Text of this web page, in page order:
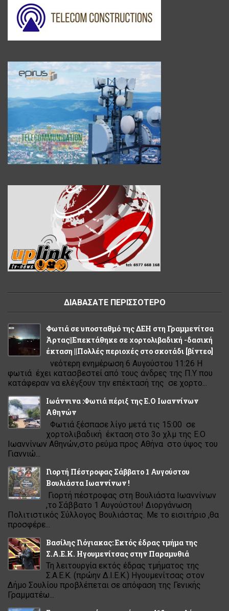
ΔΙΑΒΑΣΑΤΕ ΠΕΡΙΣΣΟΤΕΡΟ
Φωτιά σε υποσταθμό της ΔΕΗ στη Γραμμενίτσα
Άρτας||Επεκτάθηκε σε χορτολιβαδική -δασική
έκταση ||Πολλές περιοχές στο σκοτάδι [βίντεο]
νεότερη ενημέρωση 6 Αυγούστου 11:26 Η
φωτιά έχει κατασβεστεί από τους άνδρες της Π.Υ που
κατάφεραν να ελέγξουν την επέκτασή της σε χορτο...
Ιωάννινα :Φωτιά πέριξ της Ε.Ο Ιωαννίνων
Αθηνών
Φωτιά ξέσπασε λίγο μετά τις 15:00 σε
χορτολιβαδική έκταση στο 3ο χλμ της Ε.Ο
Ιωαννίνων Αθηνών,στο ρεύμα προς Αθήνα στο ύψος του
Γιαννιώ...
Γιορτή Πέστροφας Σάββατο 1 Αυγούστου
Βουλιάστα Ιωαννίνων !
Γιορτή πέστροφας στη Βουλιάστα Ιωαννίνων
,το Σάββατο 1 Αυγούστου! Διοργάνωση
Πολιτιστικός Σύλλογος Βουλιάστας. Με το εισιτήριο ,θα
προσφέρε...
Βασίλης Γιόγιακας: Εκτός έδρας τμήμα της
Σ.Α.Ε.Κ. Ηγουμενίτσας στην Παραμυθιά
Τη λειτουργία εκτός έδρας τμήματος της
Σ.Α.Ε.Κ. (πρώην Δ.Ι.Ε.Κ.) Ηγουμενίτσας στον
Δήμο Σουλίου προβλέπεται σε απόφαση της Γενικής
Γραμματέω...